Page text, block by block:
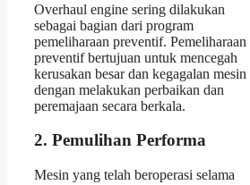
Overhaul engine sering dilakukan
sebagai bagian dari program
pemeliharaan preventif. Pemeliharaan
preventif bertujuan untuk mencegah
kerusakan besar dan kegagalan mesin
dengan melakukan perbaikan dan
peremajaan secara berkala.
2. Pemulihan Performa
Mesin yang telah beroperasi selama